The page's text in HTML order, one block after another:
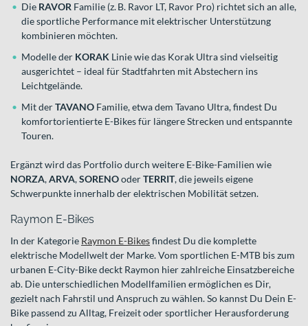
Die RAVOR Familie (z. B. Ravor LT, Ravor Pro) richtet sich an alle,
die sportliche Performance mit elektrischer Unterstützung
kombinieren möchten.
Modelle der KORAK Linie wie das Korak Ultra sind vielseitig
ausgerichtet – ideal für Stadtfahrten mit Abstechern ins
Leichtgelände.
Mit derTAVANO Familie, etwa dem Tavano Ultra, findest Du
komfortorientierte E-Bikes für längere Strecken und entspannte
Touren.
Ergänzt wird das Portfolio durch weitere E-Bike-Familien wie
NORZA,ARVA,SORENOoderTERRIT, die jeweils eigene
Schwerpunkte innerhalb der elektrischen Mobilität setzen.
Raymon E-Bikes
In der Kategorie Raymon E-Bikesfindest Du die komplette
elektrische Modellwelt der Marke. Vom sportlichen E-MTB bis zum
urbanen E-City-Bike deckt Raymon hier zahlreiche Einsatzbereiche
ab. Die unterschiedlichen Modellfamilien ermöglichen es Dir,
gezielt nach Fahrstil und Anspruch zu wählen. So kannst Du Dein E-
Bike passend zu Alltag, Freizeit oder sportlicher Herausforderung